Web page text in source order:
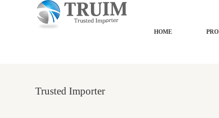
HOME
Trusted Importer